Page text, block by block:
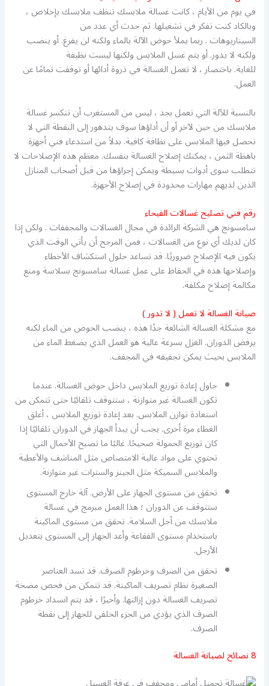
في يوم من الأيام ، كانت غسالة ملابسك تنظف ملابسك بإخلاص ،
وبالكاد كنت تفكر في تشغيلها. ثم حدث أي عدد من
السيناريوهات . ربما يملأ حوض الآلة بالماء ولكنه لن يفرغ. أو ينضب
ولكنه لا يدور. أو يتم غسل الملابس ولكنها ليست نظيفة
للغاية. باختصار ، لا تعمل الغسالة في ذروة أدائها أو توقفت تمامًا عن
العمل.
بالنسبة للآلة التي تعمل بجد ، ليس من المستغرب أن تنكسر غسالة
ملابسك من حين لآخر أو أن أداؤها سوف يتدهور إلى النقطة التي لا
تحصل فيها الملابس على نظافة كافية. بدلاً من استدعاء فني أجهزة
باهظة الثمن ، يمكنك إصلاح الغسالة بنفسك. معظم هذه الإصلاحات لا
تتطلب سوى أدوات بسيطة ويمكن إجراؤها من قبل أصحاب المنازل
الذين لديهم مهارات محدودة في إصلاح الأجهزة.
رقم فني تصليح غسالات الفيحاء
سامسونج هي الشركة الرائدة في مجال الغسالات والمجففات . ولكن إذا
كان لديك أي نوع من الغسالات ، فمن المرجح أن يأتي الوقت الذي
يكون فيه الإصلاح ضروريًا. قد تساعد حلول استكشاف الأخطاء
وإصلاحها هذه في الحفاظ على عمل غسالة سامسونج بسلاسة ومنع
مكالمة إصلاح مكلفة.
صيانة الغسالة لا تعمل ( لا تدور )
مع مشكلة الغسالة الشائعة جدًا هذه ، ينضب الحوض من الماء لكنه
يرفض الدوران. الغزل بسرعة عالية هو العمل الذي يضغط الماء من
الملابس بحيث يمكن تجفيفه في المجفف.
حاول إعادة توزيع الملابس داخل حوض الغسالة. عندما
تكون الغسالة غير متوازنة ، ستتوقف تلقائيًا حتى تتمكن من
استعادة توازن الملابس. بعد إعادة توزيع الملابس ، أغلق
الغطاء مرة أخرى. يجب أن يبدأ الجهاز في الدوران تلقائيًا إذا
كان توزيع الحمولة صحيحًا. غالبًا ما تصبح الأحمال التي
تحتوي على مواد عالية الامتصاص مثل المناشف والأغطية
والملابس السميكة مثل الجينز والسترات غير متوازنة.
تحقق من مستوى الجهاز على الأرض. آلة خارج المستوى
ستتوقف عن الدوران ؛ هذا العمل مبرمج في غسالة
ملابسك من أجل السلامة. تحقق من مستوى الماكينة
باستخدام مستوى الفقاعة وأعد الجهاز إلى المستوى بتعديل
الأرجل.
تحقق من الصرف وخرطوم الصرف. قد تسد العناصر
الصغيرة نظام تصريف الماكينة. قد تتمكن من فحص مضخة
تصريف الغسالة دون إزالتها. وأخيرًا ، قد يتم انسداد خرطوم
الصرف الذي يؤدي من الجزء الخلفي للجهاز إلى نقطة
الصرف.
8 نصائح لصيانة الغسالة